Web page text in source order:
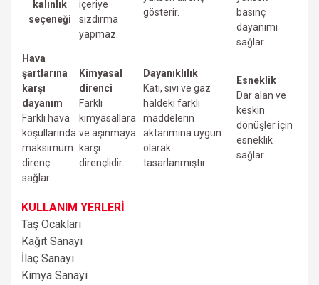
kalınlık
seçeneği
içeriye
sızdırma
yapmaz.
gösterir.
basınç
dayanımı
sağlar.
Hava
şartlarına
karşı
dayanım
Farklı hava
koşullarında
maksimum
direnç
sağlar.
Kimyasal
direnci
Farklı
kimyasallara
ve aşınmaya
karşı
dirençlidir.
Dayanıklılık
Katı, sıvı ve gaz
haldeki farklı
maddelerin
aktarımına uygun
olarak
tasarlanmıştır.
Esneklik
Dar alan ve
keskin
dönüşler için
esneklik
sağlar.
KULLANIM YERLERİ
Taş Ocakları
Kağıt Sanayi
İlaç Sanayi
Kimya Sanayi